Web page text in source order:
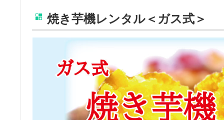
焼き芋機レンタル＜ガス式＞